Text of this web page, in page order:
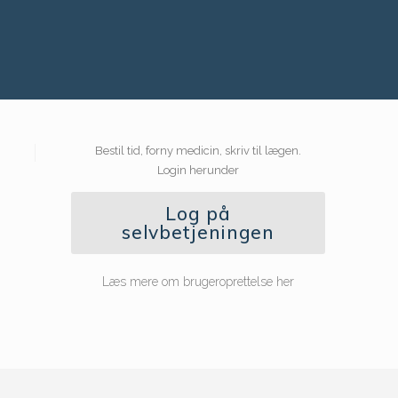
Bestil tid, forny medicin, skriv til lægen.
Login herunder
Log på
selvbetjeningen
Læs mere om brugeroprettelse her